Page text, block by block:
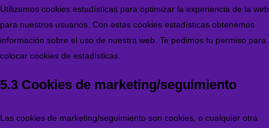
Utilizamos cookies estadísticas para optimizar la experiencia de la web
para nuestros usuarios. Con estas cookies estadísticas obtenemos
información sobre el uso de nuestra web. Te pedimos tu permiso para
colocar cookies de estadísticas.
5.3 Cookies de marketing/seguimiento
Las cookies de marketing/seguimiento son cookies, o cualquier otra